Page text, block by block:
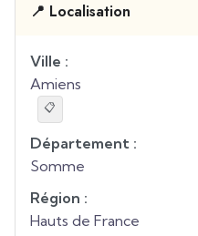
📍 Localisation
Ville :
Amiens
📋
Département :
Somme
Région :
Hauts de France